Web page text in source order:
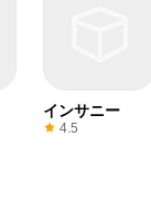
インサニー
4.5